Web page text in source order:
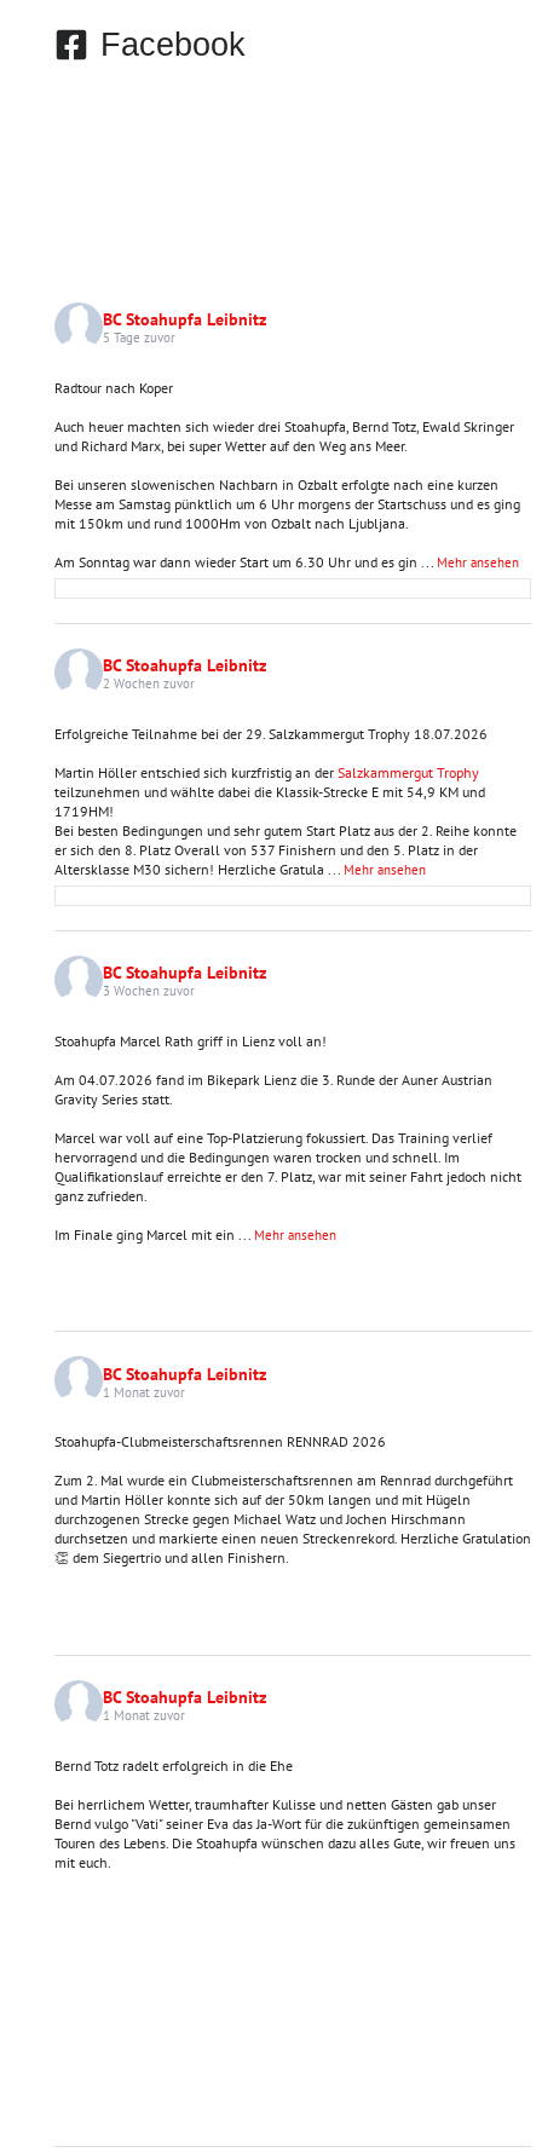
Facebook
BC Stoahupfa Leibnitz
5 Tage zuvor
Radtour nach Koper
Auch heuer machten sich wieder drei Stoahupfa, Bernd Totz, Ewald Skringer
und Richard Marx, bei super Wetter auf den Weg ans Meer.
Bei unseren slowenischen Nachbarn in Ozbalt erfolgte nach eine kurzen
Messe am Samstag pünktlich um 6 Uhr morgens der Startschuss und es ging
mit 150km und rund 1000Hm von Ozbalt nach Ljubljana.
Am Sonntag war dann wieder Start um 6.30 Uhr und es gin Mehr ansehen
BC Stoahupfa Leibnitz
2 Wochen zuvor
Erfolgreiche Teilnahme bei der 29. Salzkammergut Trophy 18.07.2026
Martin Höller entschied sich kurzfristig an der Salzkammergut Trophy
teilzunehmen und wählte dabei die Klassik-Strecke E mit 54,9 KM und
1719HM!
Bei besten Bedingungen und sehr gutem Start Platz aus der 2. Reihe konnte
er sich den 8. Platz Overall von 537 Finishern und den 5. Platz in der
Altersklasse M30 sichern! Herzliche Gratula
Mehr ansehen
BC Stoahupfa Leibnitz
3 Wochen zuvor
Stoahupfa Marcel Rath griff in Lienz voll an!
Am 04.07.2026 fand im Bikepark Lienz die 3. Runde der Auner Austrian
Gravity Series statt.
Marcel war voll auf eine Top-Platzierung fokussiert. Das Training verlief
hervorragend und die Bedingungen waren trocken und schnell. Im
Qualifikationslauf erreichte er den 7. Platz, war mit seiner Fahrt jedoch nicht
ganz zufrieden.
Im Finale ging Marcel mit ein Mehr ansehen
BC Stoahupfa Leibnitz
1 Monat zuvor
Stoahupfa-Clubmeisterschaftsrennen RENNRAD 2026
Zum 2. Mal wurde ein Clubmeisterschaftsrennen am Rennrad durchgeführt
und Martin Höller konnte sich auf der 50km langen und mit Hügeln
durchzogenen Strecke gegen Michael Watz und Jochen Hirschmann
durchsetzen und markierte einen neuen Streckenrekord. Herzliche Gratulation
👏 dem Siegertrio und allen Finishern.
BC Stoahupfa Leibnitz
1 Monat zuvor
Bernd Totz radelt erfolgreich in die Ehe
Bei herrlichem Wetter, traumhafter Kulisse und netten Gästen gab unser
Bernd vulgo "Vati" seiner Eva das Ja-Wort für die zukünftigen gemeinsamen
Touren des Lebens. Die Stoahupfa wünschen dazu alles Gute, wir freuen uns
mit euch.